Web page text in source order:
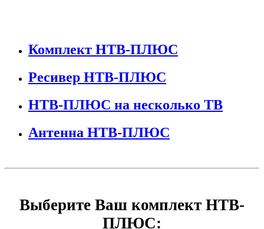
Комплект НТВ-ПЛЮС
Ресивер НТВ-ПЛЮС
НТВ-ПЛЮС на несколько ТВ
Антенна НТВ-ПЛЮС
Выберите Ваш комплект НТВ-
ПЛЮС: